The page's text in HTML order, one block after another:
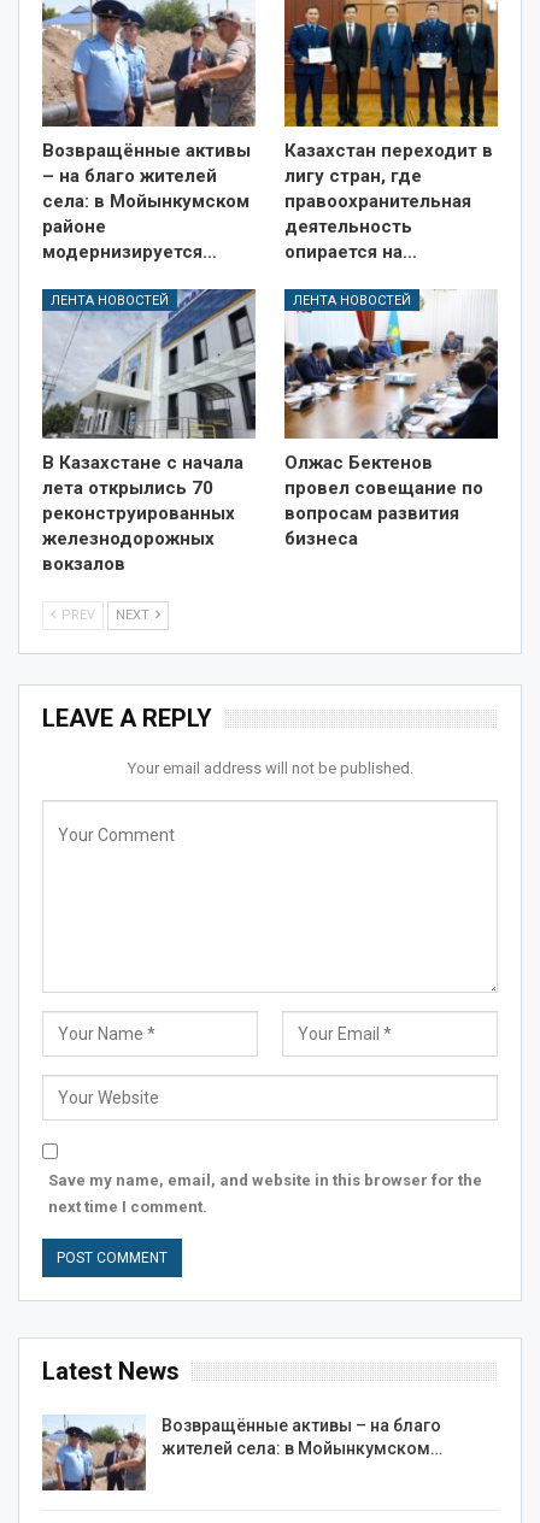
Возвращённые активы
– на благо жителей
села: в Мойынкумском
районе
модернизируется…
Казахстан переходит в
лигу стран, где
правоохранительная
деятельность
опирается на…
ЛЕНТА НОВОСТЕЙ
В Казахстане с начала
лета открылись 70
реконструированных
железнодорожных
вокзалов
ЛЕНТА НОВОСТЕЙ
Олжас Бектенов
провел совещание по
вопросам развития
бизнеса
PREV NEXT
LEAVE A REPLY
Your email address will not be published.
Save my name, email, and website in this browser for the
next time I comment.
Latest News
Возвращённые активы – на благо
жителей села: в Мойынкумском…